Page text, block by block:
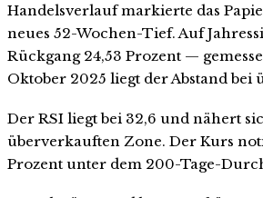
Handelsverlauf markierte das
neues 52-Wochen-Tief. Auf
Rückgang 24,53 Prozent —
Oktober 2025 liegt der Abstand bei
Der RSI liegt bei 32,6 und nähert
überverkauften Zone. Der Kurs
Prozent unter dem 200-Tage-